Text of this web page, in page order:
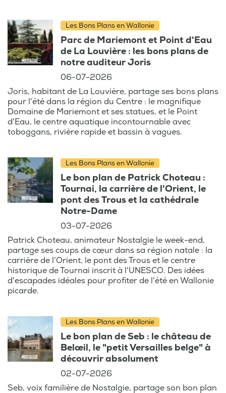
Les Bons Plans en Wallonie
Parc de Mariemont et Point d'Eau
de La Louvière : les bons plans de
notre auditeur Joris
06-07-2026
Joris, habitant de La Louvière, partage ses bons plans
pour l'été dans la région du Centre : le magnifique
Domaine de Mariemont et ses statues, et le Point
d'Eau, le centre aquatique incontournable avec
toboggans, rivière rapide et bassin à vagues.
Les Bons Plans en Wallonie
Le bon plan de Patrick Choteau :
Tournai, la carrière de l'Orient, le
pont des Trous et la cathédrale
Notre-Dame
03-07-2026
Patrick Choteau, animateur Nostalgie le week-end,
partage ses coups de cœur dans sa région natale : la
carrière de l'Orient, le pont des Trous et le centre
historique de Tournai inscrit à l'UNESCO. Des idées
d'escapades idéales pour profiter de l'été en Wallonie
picarde.
Les Bons Plans en Wallonie
Le bon plan de Seb : le château de
Belœil, le "petit Versailles belge" à
découvrir absolument
02-07-2026
Seb, voix familière de Nostalgie, partage son bon plan